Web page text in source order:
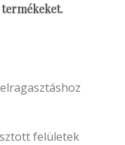
felületek